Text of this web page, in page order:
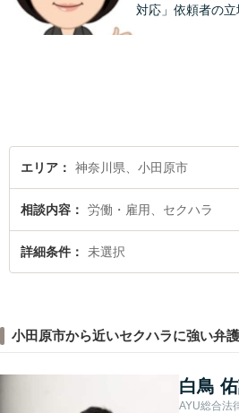
対応」依頼者の立
た相続対策
エリア 神奈川県、小田原市
相談内容 労働・雇用、セクハラ
詳細条件 未選択
小田原市から近いセクハラに強い弁
白鳥
AYU総合法